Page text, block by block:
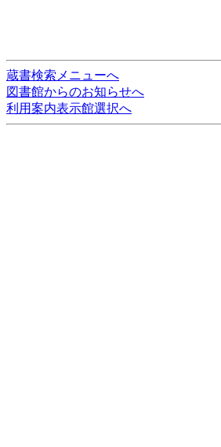
蔵書検索メニューへ
図書館からのお知らせへ
利用案内表示館選択へ